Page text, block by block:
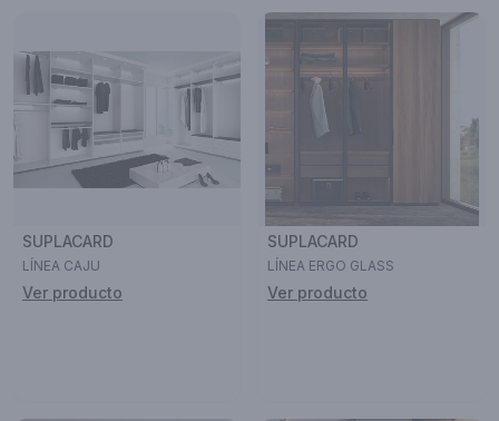
SUPLACARD
LÍNEA CAJU
Ver producto
SUPLACARD
LÍNEA ERGO GLASS
Ver producto